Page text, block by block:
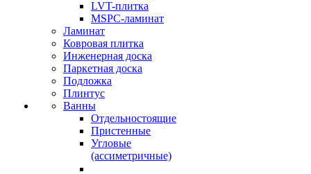
LVT-плитка
MSPC-ламинат
Ламинат
Ковровая плитка
Инженерная доска
Паркетная доска
Подложка
Плинтус
Ванны
Отдельностоящие
Пристенные
Угловые
(ассиметричные)